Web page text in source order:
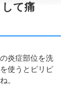
て痛
炎症部位を洗
使うとピリピ
。